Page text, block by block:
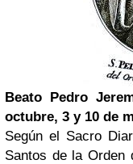
Beato Pedro
octubre, 3 y 10 de
Según el Sacro
Santos de la Orden